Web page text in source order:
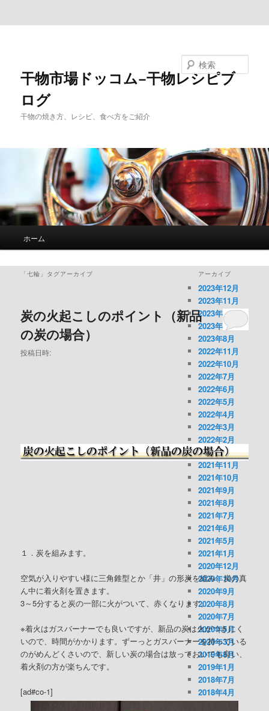
干物市場ドッコム−干物レシピブ
ログ
干物の焼き方、レシピ、食べ方をご紹介
メ
ホーム
「七輪 」タグアーカイブ
炭の火起こしのポイント（新品
の炭の場合）
投稿日時:
１．炭を組みます。
空気が入りやすい様に三角錐型とか「井」の形炭を組み、炭の真
ん中に着火剤を置きます。
3～5分すると炭の一部に火がついて、赤くなります。
※着火はガスバーナーでも良いですが、新品の炭は火がつきにく
いので、時間がかかります。ずーっとガスバーナーを持っている
のがめんどくさいので、新しい炭の場合は放っておいても良い、
着火剤の方が楽ちんです。
[ad#co-1]
アーカイブ
2023年12月
2023年11月
2023年10月
2023年9月
2023年8月
2022年11月
2022年10月
2022年7月
2022年6月
2022年5月
2022年4月
2022年3月
2022年2月
2022年1月
2021年11月
2021年10月
2021年9月
2021年8月
2021年7月
2021年6月
2021年5月
2021年1月
2020年12月
2020年10月
2020年9月
2020年8月
2020年7月
2020年5月
2020年3月
2019年8月
2019年1月
2018年7月
2018年4月
2018年2月